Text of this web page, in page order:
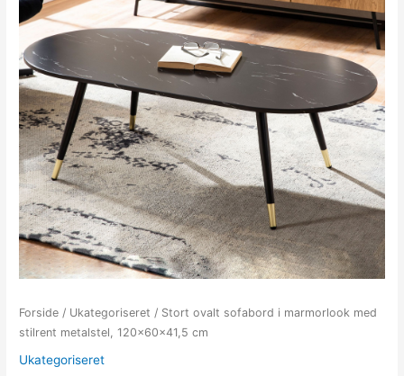
Forside / Ukategoriseret / Stort ovalt sofabord i marmorlook med
stilrent metalstel, 120x60x41,5 cm
Ukategoriseret